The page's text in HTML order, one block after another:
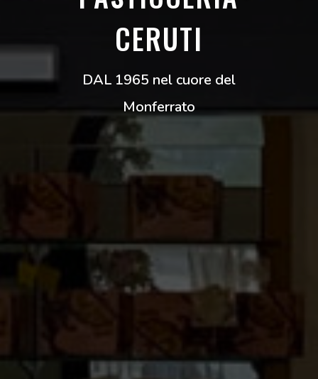
CERUTI
DAL 1965 nel cuore del
Monferrato